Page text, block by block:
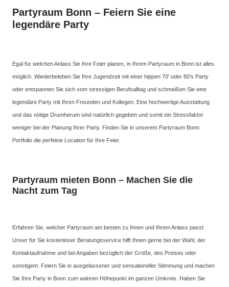
Partyraum Bonn – Feiern Sie eine
legendäre Party
Egal für welchen Anlass Sie Ihre Feier planen, in Ihrem Partyraum in Bonn ist alles
möglich. Wiederbeleben Sie Ihre Jugendzeit mit einer hippen 70' oder 80's Party
oder entspannen Sie sich vom stressigen Berufsalltag und schmeißen Sie eine
legendäre Party mit Ihren Freunden und Kollegen. Eine hochwertige Ausstattung
und das nötige Drumherum sind natürlich gegeben und somit ein Stressfaktor
weniger bei der Planung Ihrer Party. Finden Sie in unserem Partyraum Bonn
Portfolio die perfekte Location für Ihre Feier.
Partyraum mieten Bonn – Machen Sie die
Nacht zum Tag
Erfahren Sie, welcher Partyraum am besten zu Ihnen und Ihrem Anlass passt.
Unser für Sie kostenloser Beratungsservice hilft Ihnen gerne bei der Wahl, der
Kontaktaufnahme und bei Angaben bezüglich der Größe, des Preises oder
sonstigem. Feiern Sie in ausgelassener und sensationeller Stimmung und machen
Sie Ihre Party in Bonn zum wahren Höhepunkt im ganzen Umkreis. Haben Sie